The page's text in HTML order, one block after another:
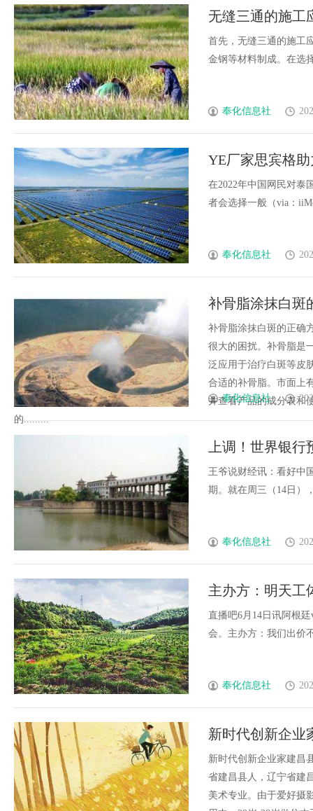
无缝三通的施工
首先，无缝三通的施工
金钢等材料制成。在选
奉化信息社
YE厂家思宾格
在2022年中国网民对泰
者会选择一般（via：
奉化信息社
补骨脂涂抹白斑
补骨脂涂抹白斑的正确
很大的困扰。补骨脂是
泛应用于治疗白斑等皮
合适的补骨脂。市面上
并查看产品的成分表和
的.........
奉化信息社
上调！世界银
国、印度呢？
王爷说财经讯：看好中
期。就在周三（14日）
奉化信息社
主办方：明天工
来中国
直播吧6月14日讯阿根
会。主办方：我们出价
奉化信息社
新时代创新企
新时代创新企业家建昌
省建昌县人，辽宁省建
美术专业。由于爱好摄